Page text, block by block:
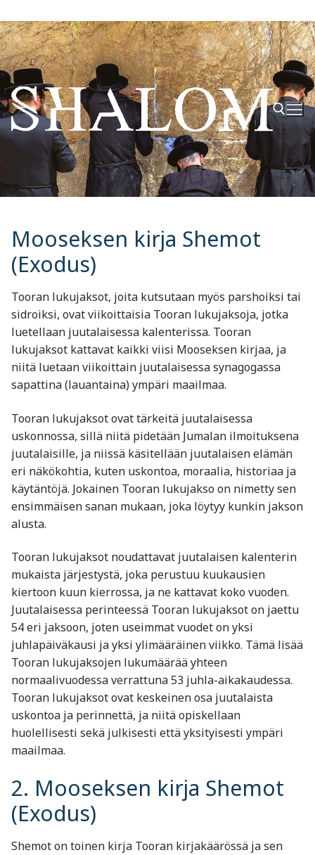
Hyppää
sisältöön
Hae:
Mooseksen kirja Shemot
(Exodus)
Tooran lukujaksot, joita kutsutaan myös parshoiksi tai
sidroiksi, ovat viikoittaisia Tooran lukujaksoja, jotka
luetellaan juutalaisessa kalenterissa. Tooran
lukujaksot kattavat kaikki viisi Mooseksen kirjaa, ja
niitä luetaan viikoittain juutalaisessa synagogassa
sapattina (lauantaina) ympäri maailmaa.
Tooran lukujaksot ovat tärkeitä juutalaisessa
uskonnossa, sillä niitä pidetään Jumalan ilmoituksena
juutalaisille, ja niissä käsitellään juutalaisen elämän
eri näkökohtia, kuten uskontoa, moraalia, historiaa ja
käytäntöjä. Jokainen Tooran lukujakso on nimetty sen
ensimmäisen sanan mukaan, joka löytyy kunkin jakson
alusta.
Tooran lukujaksot noudattavat juutalaisen kalenterin
mukaista järjestystä, joka perustuu kuukausien
kiertoon kuun kierrossa, ja ne kattavat koko vuoden.
Juutalaisessa perinteessä Tooran lukujaksot on jaettu
54 eri jaksoon, joten useimmat vuodet on yksi
juhlapäiväkausi ja yksi ylimääräinen viikko. Tämä lisää
Tooran lukujaksojen lukumäärää yhteen
normaalivuodessa verrattuna 53 juhla-aikakaudessa.
Tooran lukujaksot ovat keskeinen osa juutalaista
uskontoa ja perinnettä, ja niitä opiskellaan
huolellisesti sekä julkisesti että yksityisesti ympäri
maailmaa.
2. Mooseksen kirja Shemot
(Exodus)
Shemot on toinen kirja Tooran kirjakäärössä ja sen